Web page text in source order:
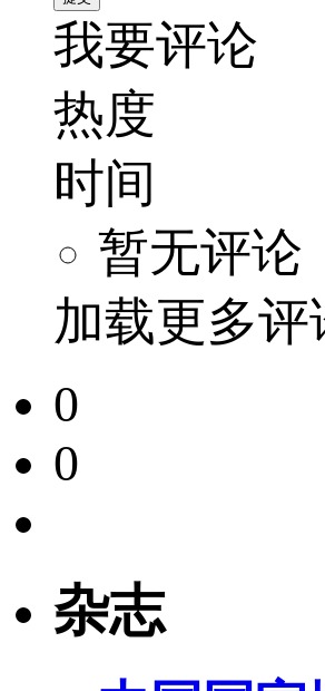
我要评论
热度
时间
暂无评论
加载更多评
0
0
杂志